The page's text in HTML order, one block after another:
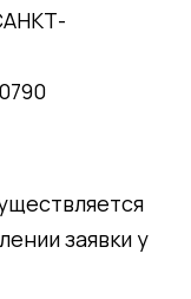
заявки у